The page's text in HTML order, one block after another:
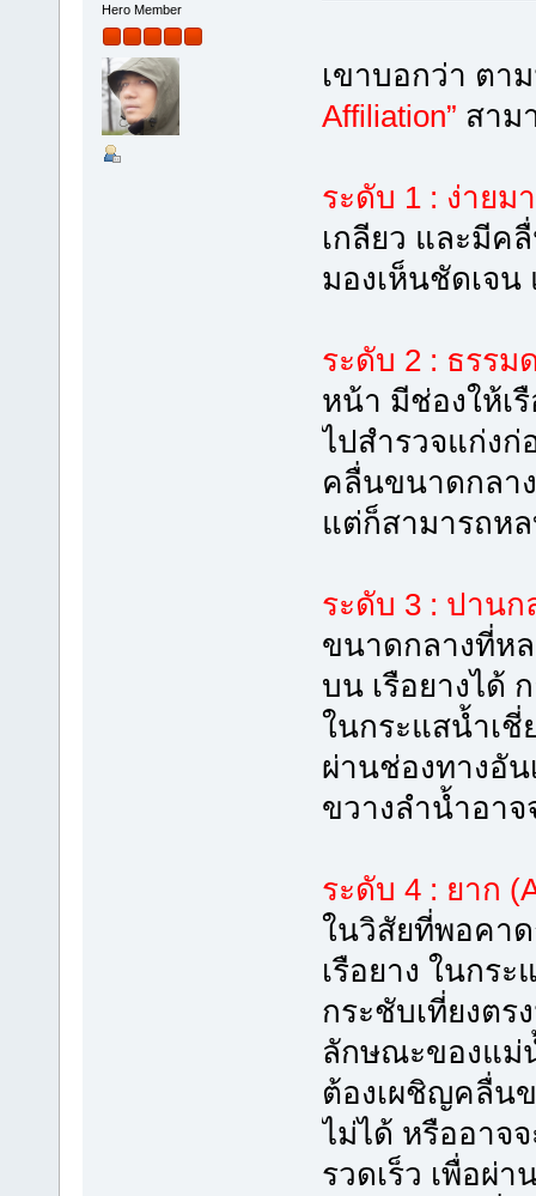
Hero Member
เขาบอกว่า ตา
Affiliation” สาม
ระดับ 1 : ง่ายม
เกลียว และมีค
มองเห็นชัดเจน
ระดับ 2 : ธรรม
หน้า มีช่องให้เ
ไปสำรวจแก่ง
คลื่นขนาดกลา
แต่ก็สามารถห
ระดับ 3 : ปานก
ขนาดกลางที่ห
บน เรือยางได้
ในกระแสน้ำเชี่
ผ่านช่องทางอั
ขวางลำน้ำอา
ระดับ 4 : ยาก
ในวิสัยที่พอคา
เรือยาง ในกร
กระชับเที่ยงตร
ลักษณะของแม่
ต้องเผชิญคลื่น
ไม่ได้ หรืออาจ
รวดเร็ว เพื่อผ่